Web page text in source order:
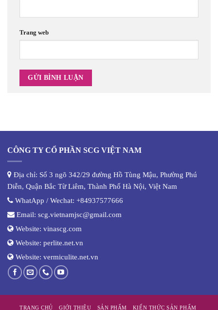
Trang web
CÔNG TY CỔ PHẦN SCG VIỆT NAM
Địa chỉ: Số 3 ngõ 342/29 đường Hồ Tùng Mậu, Phường Phú
Diễn, Quận Bắc Từ Liêm, Thành Phố Hà Nội, Việt Nam
WhatApp / Wechat: +84937577666
Email: scg.vietnamjsc@gmail.com
Website: vinascg.com
Website: perlite.net.vn
Website: vermiculite.net.vn
TRANG CHỦ GIỚI THIỆU SẢN PHẨM KIẾN THỨC SẢN PHẨM